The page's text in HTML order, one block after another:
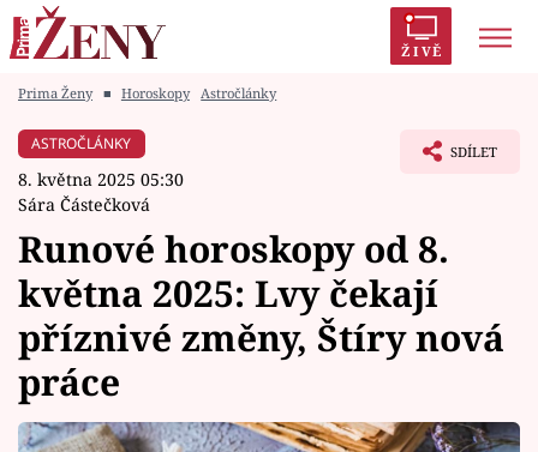
ŽIVĚ
Módní alarm
Témata
Celebrity
Vztahy
Prima Ženy ■ Horoskopy Astročlánky
ASTROČLÁNKY
8. května 2025 05:30
Sára Částečková
SDÍLET
Runové horoskopy od 8.
května 2025: Lvy čekají
příznivé změny, Štíry nová
práce